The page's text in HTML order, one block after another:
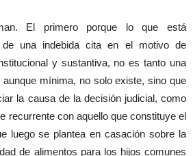
El primero porque lo que está
de una indebida cita en el motivo de
y sustantiva, no es tanto una
mínima, no solo existe, sino que
la causa de la decisión judicial, como
recurrente con aquello que constituye el
luego se plantea en casación sobre la
de alimentos para los hijos comunes